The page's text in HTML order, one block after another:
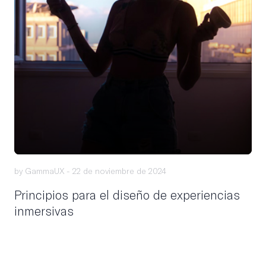
by GammaUX - 22 de noviembre de 2024
Principios para el diseño de experiencias
inmersivas